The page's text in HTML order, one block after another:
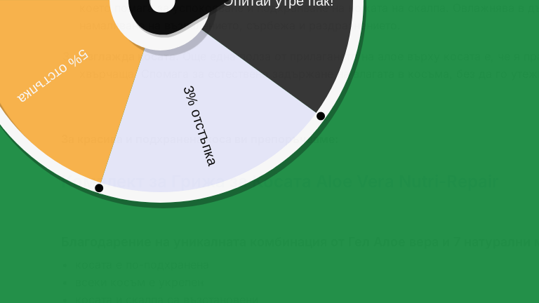
което помага за успокояване и подхранване на кожата на скалпа. Овлажнява в
намаляване на възпалението, сърбежа и раздразнението.
Изглажда косата.Още една полза от прилагането на алое върху косата е, че я
хвърчаща. Спомага за естествено задържане на влагата в косъма, без да го
За красива и подхранена коса ви препоръчваме:
Комплект за Грижа за Косата Aloe Vera Nutri-Repair